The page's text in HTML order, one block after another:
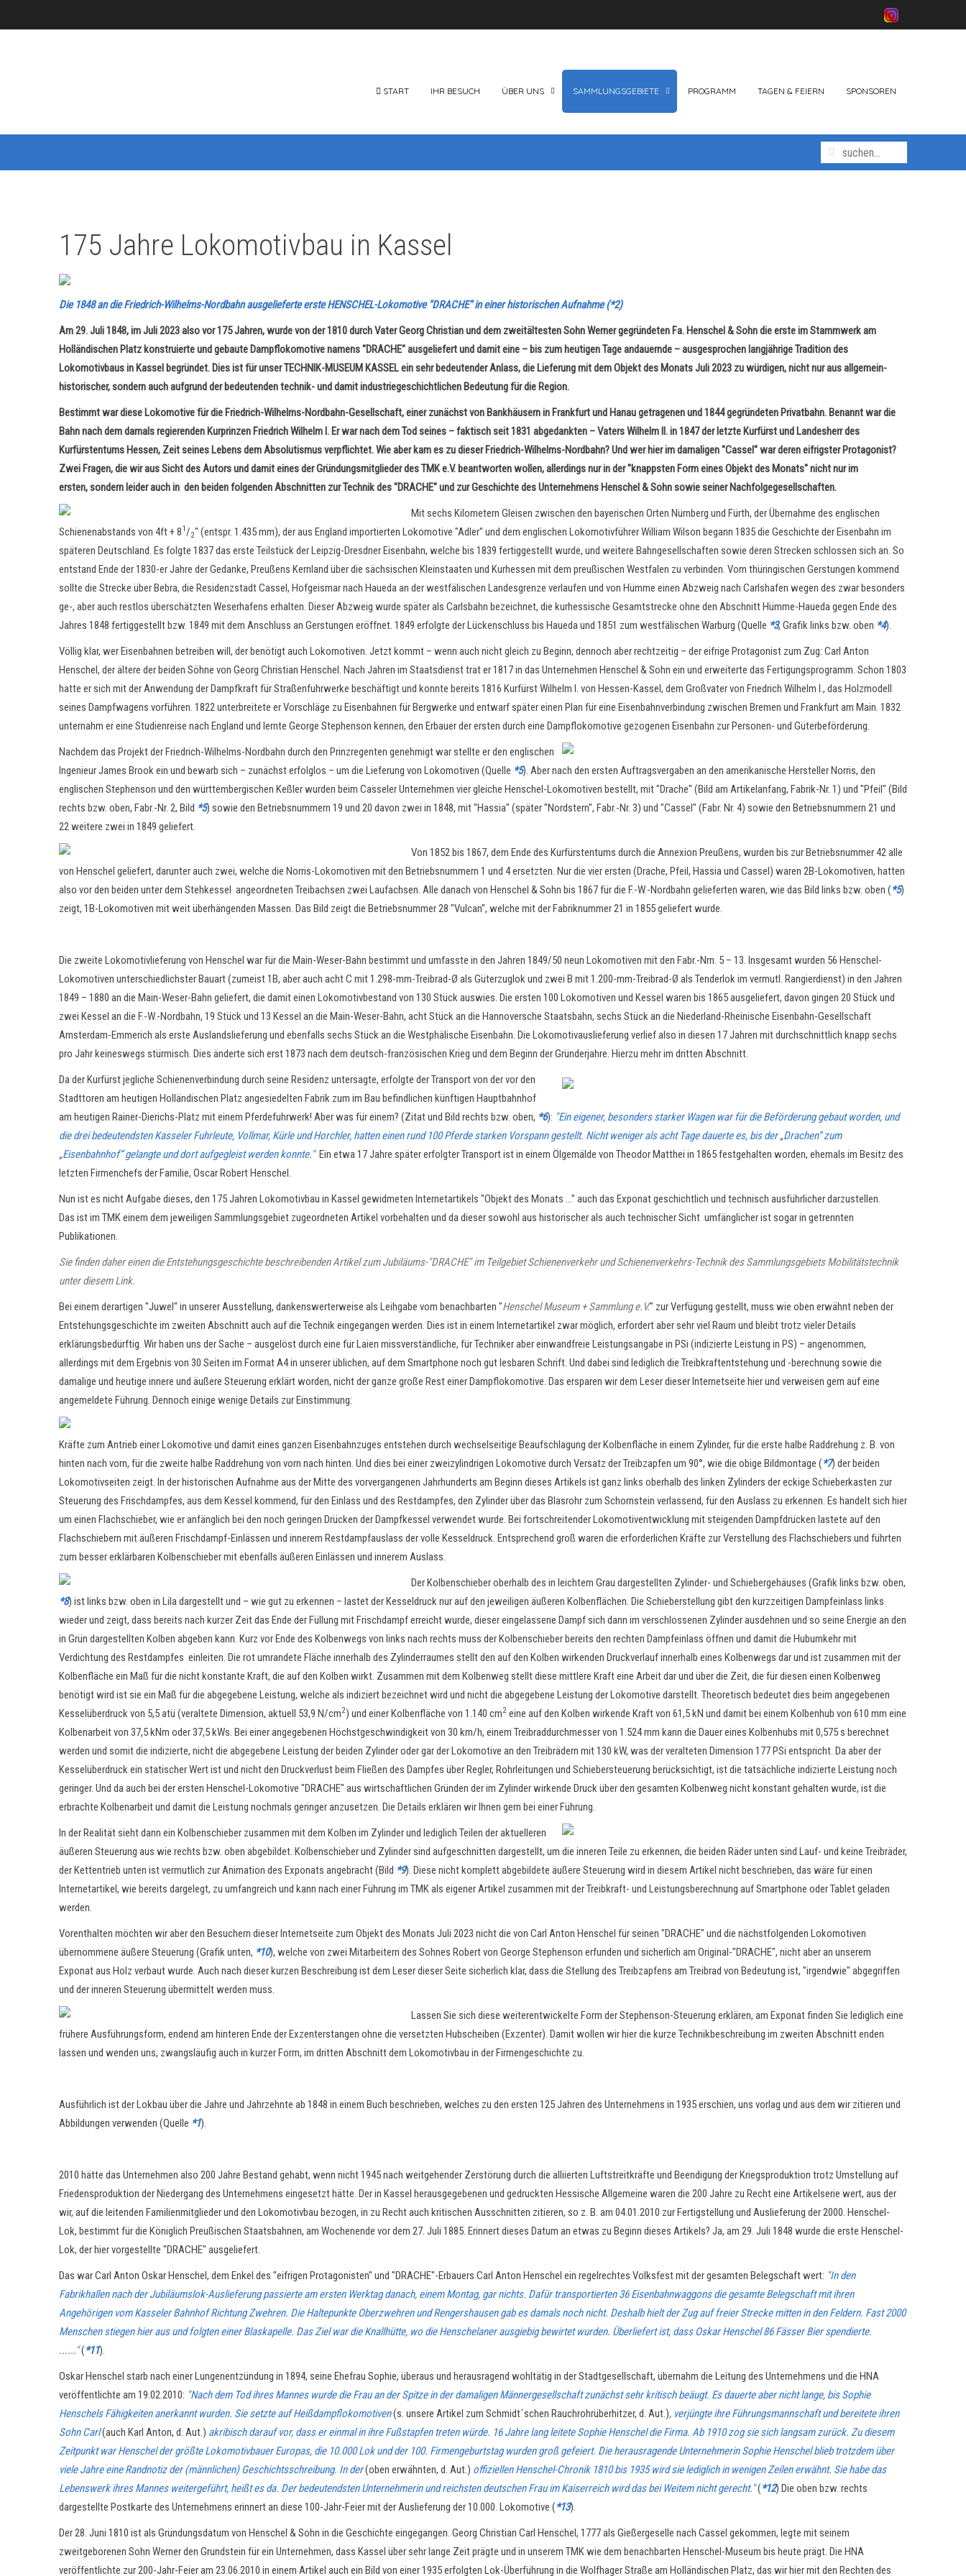
START IHR BESUCH ÜBER UNS SAMMLUNGSGEBIETE PROGRAMM TAGEN & FEIERN SPONSOREN
175 Jahre Lokomotivbau in Kassel
Die 1848 an die Friedrich-Wilhelms-Nordbahn ausgelieferte erste HENSCHEL-Lokomotive "DRACHE" in einer historischen Aufnahme (*2)
Am 29. Juli 1848, im Juli 2023 also vor 175 Jahren, wurde von der 1810 durch Vater Georg Christian und dem zweitältesten Sohn Werner gegründeten Fa. Henschel & Sohn die erste im Stammwerk am
Holländischen Platz konstruierte und gebaute Dampflokomotive namens "DRACHE" ausgeliefert und damit eine – bis zum heutigen Tage andauernde – ausgesprochen langjährige Tradition des
Lokomotivbaus in Kassel begründet. Dies ist für unser TECHNIK-MUSEUM KASSEL ein sehr bedeutender Anlass, die Lieferung mit dem Objekt des Monats Juli 2023 zu würdigen, nicht nur aus allgemein-
historischer, sondern auch aufgrund der bedeutenden technik- und damit industriegeschichtlichen Bedeutung für die Region.
Bestimmt war diese Lokomotive für die Friedrich-Wilhelms-Nordbahn-Gesellschaft, einer zunächst von Bankhäusern in Frankfurt und Hanau getragenen und 1844 gegründeten Privatbahn. Benannt war die
Bahn nach dem damals regierenden Kurprinzen Friedrich Wilhelm I. Er war nach dem Tod seines – faktisch seit 1831 abgedankten – Vaters Wilhelm II. in 1847 der letzte Kurfürst und Landesherr des
Kurfürstentums Hessen, Zeit seines Lebens dem Absolutismus verpflichtet. Wie aber kam es zu dieser Friedrich-Wilhelms-Nordbahn? Und wer hier im damaligen "Cassel" war deren eifrigster Protagonist?
Zwei Fragen, die wir aus Sicht des Autors und damit eines der Gründungsmitglieder des TMK e.V. beantworten wollen, allerdings nur in der "knappsten Form eines Objekt des Monats" nicht nur im
ersten, sondern leider auch in den beiden folgenden Abschnitten zur Technik des "DRACHE" und zur Geschichte des Unternehmens Henschel & Sohn sowie seiner Nachfolgegesellschaften.
Mit sechs Kilometern Gleisen zwischen den bayerischen Orten Nürnberg und Fürth, der Übernahme des englischen
Schienenabstands von 4ft + 81/2" (entspr. 1.435 mm), der aus England importierten Lokomotive "Adler" und dem englischen Lokomotivführer William Wilson begann 1835 die Geschichte der Eisenbahn im
späteren Deutschland. Es folgte 1837 das erste Teilstück der Leipzig-Dresdner Eisenbahn, welche bis 1839 fertiggestellt wurde, und weitere Bahngesellschaften sowie deren Strecken schlossen sich an. So
entstand Ende der 1830-er Jahre der Gedanke, Preußens Kernland über die sächsischen Kleinstaaten und Kurhessen mit dem preußischen Westfalen zu verbinden. Vom thüringischen Gerstungen kommend
sollte die Strecke über Bebra, die Residenzstadt Cassel, Hofgeismar nach Haueda an der westfälischen Landesgrenze verlaufen und von Hümme einen Abzweig nach Carlshafen wegen des zwar besonders
ge-, aber auch restlos überschätzten Weserhafens erhalten. Dieser Abzweig wurde später als Carlsbahn bezeichnet, die kurhessische Gesamtstrecke ohne den Abschnitt Hümme-Haueda gegen Ende des
Jahres 1848 fertiggestellt bzw. 1849 mit dem Anschluss an Gerstungen eröffnet. 1849 erfolgte der Lückenschluss bis Haueda und 1851 zum westfälischen Warburg (Quelle *3, Grafik links bzw. oben *4).
Völlig klar, wer Eisenbahnen betreiben will, der benötigt auch Lokomotiven. Jetzt kommt – wenn auch nicht gleich zu Beginn, dennoch aber rechtzeitig – der eifrige Protagonist zum Zug: Carl Anton
Henschel, der ältere der beiden Söhne von Georg Christian Henschel. Nach Jahren im Staatsdienst trat er 1817 in das Unternehmen Henschel & Sohn ein und erweiterte das Fertigungsprogramm. Schon 1803
hatte er sich mit der Anwendung der Dampfkraft für Straßenfuhrwerke beschäftigt und konnte bereits 1816 Kurfürst Wilhelm I. von Hessen-Kassel, dem Großvater von Friedrich Wilhelm I., das Holzmodell
seines Dampfwagens vorführen. 1822 unterbreitete er Vorschläge zu Eisenbahnen für Bergwerke und entwarf später einen Plan für eine Eisenbahnverbindung zwischen Bremen und Frankfurt am Main. 1832
unternahm er eine Studienreise nach England und lernte George Stephenson kennen, den Erbauer der ersten durch eine Dampflokomotive gezogenen Eisenbahn zur Personen- und Güterbeförderung.
Nachdem das Projekt der Friedrich-Wilhelms-Nordbahn durch den Prinzregenten genehmigt war stellte er den englischen
Ingenieur James Brook ein und bewarb sich – zunächst erfolglos – um die Lieferung von Lokomotiven (Quelle *5). Aber nach den ersten Auftragsvergaben an den amerikanische Hersteller Norris, den
englischen Stephenson und den württembergischen Keßler wurden beim Casseler Unternehmen vier gleiche Henschel-Lokomotiven bestellt, mit "Drache" (Bild am Artikelanfang, Fabrik-Nr. 1) und "Pfeil" (Bild
rechts bzw. oben, Fabr.-Nr. 2, Bild *5) sowie den Betriebsnummern 19 und 20 davon zwei in 1848, mit "Hassia" (später "Nordstern", Fabr.-Nr. 3) und "Cassel" (Fabr. Nr. 4) sowie den Betriebsnummern 21 und
22 weitere zwei in 1849 geliefert.
Von 1852 bis 1867, dem Ende des Kurfürstentums durch die Annexion Preußens, wurden bis zur Betriebsnummer 42 alle
von Henschel geliefert, darunter auch zwei, welche die Norris-Lokomotiven mit den Betriebsnummern 1 und 4 ersetzten. Nur die vier ersten (Drache, Pfeil, Hassia und Cassel) waren 2B-Lokomotiven, hatten
also vor den beiden unter dem Stehkessel angeordneten Treibachsen zwei Laufachsen. Alle danach von Henschel & Sohn bis 1867 für die F.-W.-Nordbahn gelieferten waren, wie das Bild links bzw. oben (*5)
zeigt, 1B-Lokomotiven mit weit überhängenden Massen. Das Bild zeigt die Betriebsnummer 28 "Vulcan", welche mit der Fabriknummer 21 in 1855 geliefert wurde.
Die zweite Lokomotivlieferung von Henschel war für die Main-Weser-Bahn bestimmt und umfasste in den Jahren 1849/50 neun Lokomotiven mit den Fabr.-Nrn. 5 – 13. Insgesamt wurden 56 Henschel-
Lokomotiven unterschiedlichster Bauart (zumeist 1B, aber auch acht C mit 1.298-mm-Treibrad-Ø als Güterzuglok und zwei B mit 1.200-mm-Treibrad-Ø als Tenderlok im vermutl. Rangierdienst) in den Jahren
1849 – 1880 an die Main-Weser-Bahn geliefert, die damit einen Lokomotivbestand von 130 Stück auswies. Die ersten 100 Lokomotiven und Kessel waren bis 1865 ausgeliefert, davon gingen 20 Stück und
zwei Kessel an die F.-W.-Nordbahn, 19 Stück und 13 Kessel an die Main-Weser-Bahn, acht Stück an die Hannoversche Staatsbahn, sechs Stück an die Niederland-Rheinische Eisenbahn-Gesellschaft
Amsterdam-Emmerich als erste Auslandslieferung und ebenfalls sechs Stück an die Westphälische Eisenbahn. Die Lokomotivauslieferung verlief also in diesen 17 Jahren mit durchschnittlich knapp sechs
pro Jahr keineswegs stürmisch. Dies änderte sich erst 1873 nach dem deutsch-französischen Krieg und dem Beginn der Gründerjahre. Hierzu mehr im dritten Abschnitt.
Da der Kurfürst jegliche Schienenverbindung durch seine Residenz untersagte, erfolgte der Transport von der vor den
Stadttoren am heutigen Holländischen Platz angesiedelten Fabrik zum im Bau befindlichen künftigen Hauptbahnhof
am heutigen Rainer-Dierichs-Platz mit einem Pferdefuhrwerk! Aber was für einem? (Zitat und Bild rechts bzw. oben, *6): "Ein eigener, besonders starker Wagen war für die Beförderung gebaut worden, und
die drei bedeutendsten Kasseler Fuhrleute, Vollmar, Kürle und Horchler, hatten einen rund 100 Pferde starken Vorspann gestellt. Nicht weniger als acht Tage dauerte es, bis der „Drachen“ zum
„Eisenbahnhof“ gelangte und dort aufgegleist werden konnte." Ein etwa 17 Jahre später erfolgter Transport ist in einem Ölgemälde von Theodor Matthei in 1865 festgehalten worden, ehemals im Besitz des
letzten Firmenchefs der Familie, Oscar Robert Henschel.
Nun ist es nicht Aufgabe dieses, den 175 Jahren Lokomotivbau in Kassel gewidmeten Internetartikels "Objekt des Monats ..." auch das Exponat geschichtlich und technisch ausführlicher darzustellen.
Das ist im TMK einem dem jeweiligen Sammlungsgebiet zugeordneten Artikel vorbehalten und da dieser sowohl aus historischer als auch technischer Sicht umfänglicher ist sogar in getrennten
Publikationen.
Sie finden daher einen die Entstehungsgeschichte beschreibenden Artikel zum Jubiläums-"DRACHE" im Teilgebiet Schienenverkehr und Schienenverkehrs-Technik des Sammlungsgebiets Mobilitätstechnik
unter diesem Link.
Bei einem derartigen "Juwel" in unserer Ausstellung, dankenswerterweise als Leihgabe vom benachbarten "Henschel Museum + Sammlung e.V." zur Verfügung gestellt, muss wie oben erwähnt neben der
Entstehungsgeschichte im zweiten Abschnitt auch auf die Technik eingegangen werden. Dies ist in einem Internetartikel zwar möglich, erfordert aber sehr viel Raum und bleibt trotz vieler Details
erklärungsbedürftig. Wir haben uns der Sache – ausgelöst durch eine für Laien missverständliche, für Techniker aber einwandfreie Leistungsangabe in PSi (indizierte Leistung in PS) – angenommen,
allerdings mit dem Ergebnis von 30 Seiten im Format A4 in unserer üblichen, auf dem Smartphone noch gut lesbaren Schrift. Und dabei sind lediglich die Treibkraftentstehung und -berechnung sowie die
damalige und heutige innere und äußere Steuerung erklärt worden, nicht der ganze große Rest einer Dampflokomotive. Das ersparen wir dem Leser dieser Internetseite hier und verweisen gern auf eine
angemeldete Führung. Dennoch einige wenige Details zur Einstimmung:
Kräfte zum Antrieb einer Lokomotive und damit eines ganzen Eisenbahnzuges entstehen durch wechselseitige Beaufschlagung der Kolbenfläche in einem Zylinder, für die erste halbe Raddrehung z. B. von
hinten nach vorn, für die zweite halbe Raddrehung von vorn nach hinten. Und dies bei einer zweizylindrigen Lokomotive durch Versatz der Treibzapfen um 90°, wie die obige Bildmontage (*7) der beiden
Lokomotivseiten zeigt. In der historischen Aufnahme aus der Mitte des vorvergangenen Jahrhunderts am Beginn dieses Artikels ist ganz links oberhalb des linken Zylinders der eckige Schieberkasten zur
Steuerung des Frischdampfes, aus dem Kessel kommend, für den Einlass und des Restdampfes, den Zylinder über das Blasrohr zum Schornstein verlassend, für den Auslass zu erkennen. Es handelt sich hier
um einen Flachschieber, wie er anfänglich bei den noch geringen Drücken der Dampfkessel verwendet wurde. Bei fortschreitender Lokomotiventwicklung mit steigenden Dampfdrücken lastete auf den
Flachschiebern mit äußeren Frischdampf-Einlässen und innerem Restdampfauslass der volle Kesseldruck. Entsprechend groß waren die erforderlichen Kräfte zur Verstellung des Flachschiebers und führten
zum besser erklärbaren Kolbenschieber mit ebenfalls äußeren Einlässen und innerem Auslass.
Der Kolbenschieber oberhalb des in leichtem Grau dargestellten Zylinder- und Schiebergehäuses (Grafik links bzw. oben,
*8) ist links bzw. oben in Lila dargestellt und – wie gut zu erkennen – lastet der Kesseldruck nur auf den jeweiligen äußeren Kolbenflächen. Die Schieberstellung gibt den kurzzeitigen Dampfeinlass links
wieder und zeigt, dass bereits nach kurzer Zeit das Ende der Füllung mit Frischdampf erreicht wurde, dieser eingelassene Dampf sich dann im verschlossenen Zylinder ausdehnen und so seine Energie an den
in Grün dargestellten Kolben abgeben kann. Kurz vor Ende des Kolbenwegs von links nach rechts muss der Kolbenschieber bereits den rechten Dampfeinlass öffnen und damit die Hubumkehr mit
Verdichtung des Restdampfes einleiten. Die rot umrandete Fläche innerhalb des Zylinderraumes stellt den auf den Kolben wirkenden Druckverlauf innerhalb eines Kolbenwegs dar und ist zusammen mit der
Kolbenfläche ein Maß für die nicht konstante Kraft, die auf den Kolben wirkt. Zusammen mit dem Kolbenweg stellt diese mittlere Kraft eine Arbeit dar und über die Zeit, die für diesen einen Kolbenweg
benötigt wird ist sie ein Maß für die abgegebene Leistung, welche als indiziert bezeichnet wird und nicht die abgegebene Leistung der Lokomotive darstellt. Theoretisch bedeutet dies beim angegebenen
Kesselüberdruck von 5,5 atü (veraltete Dimension, aktuell 53,9 N/cm2) und einer Kolbenfläche von 1.140 cm2 eine auf den Kolben wirkende Kraft von 61,5 kN und damit bei einem Kolbenhub von 610 mm eine
Kolbenarbeit von 37,5 kNm oder 37,5 kWs. Bei einer angegebenen Höchstgeschwindigkeit von 30 km/h, einem Treibraddurchmesser von 1.524 mm kann die Dauer eines Kolbenhubs mit 0,575 s berechnet
werden und somit die indizierte, nicht die abgegebene Leistung der beiden Zylinder oder gar der Lokomotive an den Treibrädern mit 130 kW, was der veralteten Dimension 177 PSi entspricht. Da aber der
Kesselüberdruck ein statischer Wert ist und nicht den Druckverlust beim Fließen des Dampfes über Regler, Rohrleitungen und Schiebersteuerung berücksichtigt, ist die tatsächliche indizierte Leistung noch
geringer. Und da auch bei der ersten Henschel-Lokomotive "DRACHE" aus wirtschaftlichen Gründen der im Zylinder wirkende Druck über den gesamten Kolbenweg nicht konstant gehalten wurde, ist die
erbrachte Kolbenarbeit und damit die Leistung nochmals geringer anzusetzen. Die Details erklären wir Ihnen gern bei einer Führung.
In der Realität sieht dann ein Kolbenschieber zusammen mit dem Kolben im Zylinder und lediglich Teilen der aktuelleren
äußeren Steuerung aus wie rechts bzw. oben abgebildet. Kolbenschieber und Zylinder sind aufgeschnitten dargestellt, um die inneren Teile zu erkennen, die beiden Räder unten sind Lauf- und keine Treibräder,
der Kettentrieb unten ist vermutlich zur Animation des Exponats angebracht (Bild *9). Diese nicht komplett abgebildete äußere Steuerung wird in diesem Artikel nicht beschrieben, das wäre für einen
Internetartikel, wie bereits dargelegt, zu umfangreich und kann nach einer Führung im TMK als eigener Artikel zusammen mit der Treibkraft- und Leistungsberechnung auf Smartphone oder Tablet geladen
werden.
Vorenthalten möchten wir aber den Besuchern dieser Internetseite zum Objekt des Monats Juli 2023 nicht die von Carl Anton Henschel für seinen "DRACHE" und die nächstfolgenden Lokomotiven
übernommene äußere Steuerung (Grafik unten, *10), welche von zwei Mitarbeitern des Sohnes Robert von George Stephenson erfunden und sicherlich am Original-"DRACHE", nicht aber an unserem
Exponat aus Holz verbaut wurde. Auch nach dieser kurzen Beschreibung ist dem Leser dieser Seite sicherlich klar, dass die Stellung des Treibzapfens am Treibrad von Bedeutung ist, "irgendwie" abgegriffen
und der inneren Steuerung übermittelt werden muss.
Lassen Sie sich diese weiterentwickelte Form der Stephenson-Steuerung erklären, am Exponat finden Sie lediglich eine
frühere Ausführungsform, endend am hinteren Ende der Exzenterstangen ohne die versetzten Hubscheiben (Exzenter). Damit wollen wir hier die kurze Technikbeschreibung im zweiten Abschnitt enden
lassen und wenden uns, zwangsläufig auch in kurzer Form, im dritten Abschnitt dem Lokomotivbau in der Firmengeschichte zu.
Ausführlich ist der Lokbau über die Jahre und Jahrzehnte ab 1848 in einem Buch beschrieben, welches zu den ersten 125 Jahren des Unternehmens in 1935 erschien, uns vorlag und aus dem wir zitieren und
Abbildungen verwenden (Quelle *1).
2010 hätte das Unternehmen also 200 Jahre Bestand gehabt, wenn nicht 1945 nach weitgehender Zerstörung durch die alliierten Luftstreitkräfte und Beendigung der Kriegsproduktion trotz Umstellung auf
Friedensproduktion der Niedergang des Unternehmens eingesetzt hätte. Der in Kassel herausgegebenen und gedruckten Hessische Allgemeine waren die 200 Jahre zu Recht eine Artikelserie wert, aus der
wir, auf die leitenden Familienmitglieder und den Lokomotivbau bezogen, in zu Recht auch kritischen Ausschnitten zitieren, so z. B. am 04.01.2010 zur Fertigstellung und Auslieferung der 2000. Henschel-
Lok, bestimmt für die Königlich Preußischen Staatsbahnen, am Wochenende vor dem 27. Juli 1885. Erinnert dieses Datum an etwas zu Beginn dieses Artikels? Ja, am 29. Juli 1848 wurde die erste Henschel-
Lok, der hier vorgestellte "DRACHE" ausgeliefert.
Das war Carl Anton Oskar Henschel, dem Enkel des "eifrigen Protagonisten" und "DRACHE"-Erbauers Carl Anton Henschel ein regelrechtes Volksfest mit der gesamten Belegschaft wert: "In den
Fabrikhallen nach der Jubiläumslok-Auslieferung passierte am ersten Werktag danach, einem Montag, gar nichts. Dafür transportierten 36 Eisenbahnwaggons die gesamte Belegschaft mit ihren
Angehörigen vom Kasseler Bahnhof Richtung Zwehren. Die Haltepunkte Oberzwehren und Rengershausen gab es damals noch nicht. Deshalb hielt der Zug auf freier Strecke mitten in den Feldern. Fast 2000
Menschen stiegen hier aus und folgten einer Blaskapelle. Das Ziel war die Knallhütte, wo die Henschelaner ausgiebig bewirtet wurden. Überliefert ist, dass Oskar Henschel 86 Fässer Bier spendierte.
......"(*11).
Oskar Henschel starb nach einer Lungenentzündung in 1894, seine Ehefrau Sophie, überaus und herausragend wohltätig in der Stadtgesellschaft, übernahm die Leitung des Unternehmens und die HNA
veröffentlichte am 19.02.2010: "Nach dem Tod ihres Mannes wurde die Frau an der Spitze in der damaligen Männergesellschaft zunächst sehr kritisch beäugt. Es dauerte aber nicht lange, bis Sophie
Henschels Fähigkeiten anerkannt wurden. Sie setzte auf Heißdampflokomotiven(s. unsere Artikel zum Schmidt´schen Rauchrohrüberhitzer, d. Aut.), verjüngte ihre Führungsmannschaft und bereitete ihren
Sohn Carl(auch Karl Anton, d. Aut.) akribisch darauf vor, dass er einmal in ihre Fußstapfen treten würde. 16 Jahre lang leitete Sophie Henschel die Firma. Ab 1910 zog sie sich langsam zurück. Zu diesem
Zeitpunkt war Henschel der größte Lokomotivbauer Europas, die 10.000 Lok und der 100. Firmengeburtstag wurden groß gefeiert. Die herausragende Unternehmerin Sophie Henschel blieb trotzdem über
viele Jahre eine Randnotiz der (männlichen) Geschichtsschreibung. In der(oben erwähnten, d. Aut.) offiziellen Henschel-Chronik 1810 bis 1935 wird sie lediglich in wenigen Zeilen erwähnt. Sie habe das
Lebenswerk ihres Mannes weitergeführt, heißt es da. Der bedeutendsten Unternehmerin und reichsten deutschen Frau im Kaiserreich wird das bei Weitem nicht gerecht."(*12) Die oben bzw. rechts
dargestellte Postkarte des Unternehmens erinnert an diese 100-Jahr-Feier mit der Auslieferung der 10.000. Lokomotive (*13).
Der 28. Juni 1810 ist als Gründungsdatum von Henschel & Sohn in die Geschichte eingegangen. Georg Christian Carl Henschel, 1777 als Gießergeselle nach Cassel gekommen, legte mit seinem
zweitgeborenen Sohn Werner den Grundstein für ein Unternehmen, dass Kassel über sehr lange Zeit prägte und in unserem TMK wie dem benachbarten Henschel-Museum bis heute prägt. Die HNA
veröffentlichte zur 200-Jahr-Feier am 23.06.2010 in einem Artikel auch ein Bild von einer 1935 erfolgten Lok-Überführung in die Wolfhager Straße am Holländischen Platz, das wir hier mit den Rechten des